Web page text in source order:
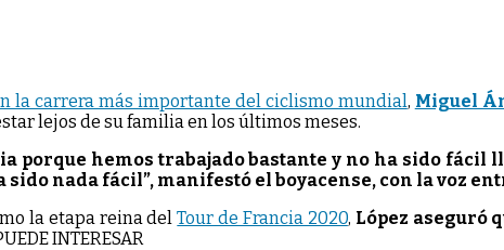
la carrera más importante del ciclismo mundial, Miguel
lejos de su familia en los últimos meses.
porque hemos trabajado bastante y no ha sido fácil
sido nada fácil”, manifestó el boyacense, con la voz
la etapa reina delTour de Francia 2020, López aseguró
INTERESAR